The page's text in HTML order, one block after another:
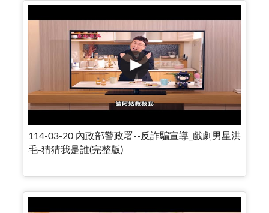
114-03-20 內政部警政署--反詐騙宣導_戲劇男星洪
毛-猜猜我是誰(完整版)